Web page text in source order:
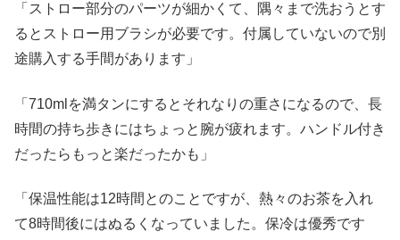
「ストロー部分のパーツが細かくて、隅々まで洗おうとす
るとストロー用ブラシが必要です。付属していないので別
途購入する手間があります」
「710mlを満タンにするとそれなりの重さになるので、長
時間の持ち歩きにはちょっと腕が疲れます。ハンドル付き
だったらもっと楽だったかも」
「保温性能は12時間とのことですが、熱々のお茶を入れ
て8時間後にはぬるくなっていました。保冷は優秀です